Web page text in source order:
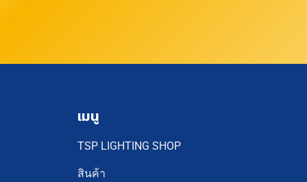
เมนู
TSP LIGHTING SHOP
สินค้า